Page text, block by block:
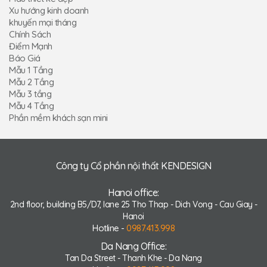
Xu hướng kinh doanh
khuyến mại tháng
Chính Sách
Điểm Mạnh
Báo Giá
Mẫu 1 Tầng
Mẫu 2 Tầng
Mẫu 3 tầng
Mẫu 4 Tầng
Phần mềm khách sạn mini
Công ty Cổ phần nội thất KENDESIGN
Hanoi office:
2nd floor, building B5/D7, lane 25 Tho Thap - Dich Vong - Cau Giay -
Hanoi
Hotline - 0987.413.998
Da Nang Office:
Tan Da Street - Thanh Khe - Da Nang